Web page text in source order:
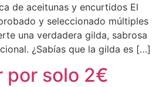
de aceitunas y encurtidos El
y seleccionado múltiples
una verdadera gilda, sabrosa
¿Sabías que la gilda es […]
por solo 2€